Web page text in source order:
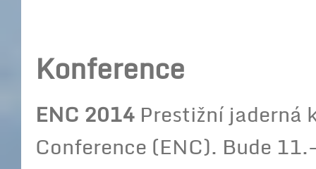
Konference
ENC 2014 Prestižní jaderná
Conference (ENC). Bude